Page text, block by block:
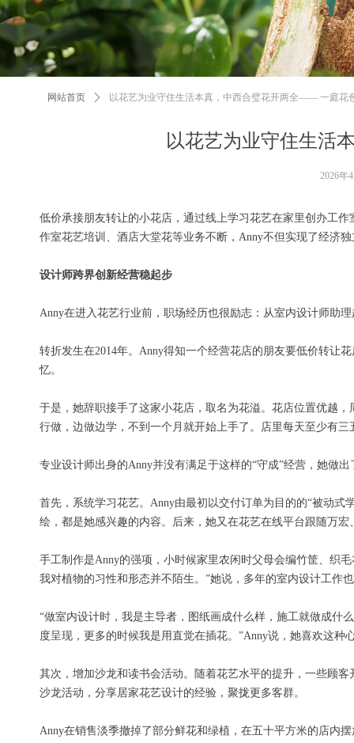
以花艺为业守住生活
网站首页 ꄲ 以花艺为业守住生活本真，中西合璧花开两全—— 一庭花
低价承接朋友转让的小花店，通过线上学习花艺在家里创办工
作室花艺培训、酒店大堂花等业务不断，Anny不但实现了经济
设计师跨界创新经营稳起步
Anny在进入花艺行业前，职场经历也很励志：从室内设计师助
转折发生在2014年。Anny得知一个经营花店的朋友要低价转让
忆。
于是，她辞职接手了这家小花店，取名为花溢。花店位置优越
行做，边做边学，不到一个月就开始上手了。店里每天至少有
专业设计师出身的Anny并没有满足于这样的“守成”经营，她做出
首先，系统学习花艺。Anny由最初以交付订单为目的的“被动
绘，都是她感兴趣的内容。后来，她又在花艺在线平台跟随万
手工制作是Anny的强项，小时候家里农闲时父母会编竹筐、织
我对植物的习性和形态并不陌生。”她说，多年的室内设计工作
“做室内设计时，我是主导者，图纸画成什么样，施工就做成什
度呈现，更多的时候我是用直觉在插花。”Anny说，她喜欢这种
其次，增加沙龙和读书会活动。随着花艺水平的提升，一些顾
沙龙活动，分享居家花艺设计的经验，聚拢更多客群。
Anny在销售淡季撤掉了部分鲜花和绿植，在五十平方米的店内
2026年